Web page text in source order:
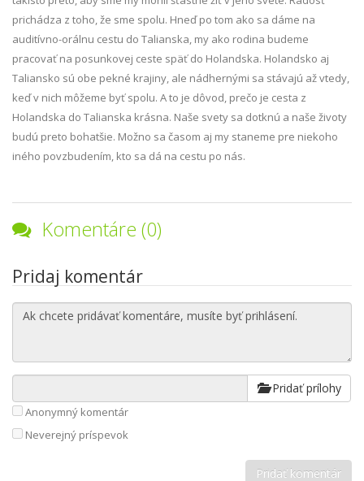
prichádza z toho, že sme spolu. Hneď po tom ako sa dáme na
auditívno-orálnu cestu do Talianska, my ako rodina budeme
pracovať na posunkovej ceste späť do Holandska. Holandsko aj
Taliansko sú obe pekné krajiny, ale nádhernými sa stávajú až vtedy,
keď v nich môžeme byť spolu. A to je dôvod, prečo je cesta z
Holandska do Talianska krásna. Naše svety sa dotknú a naše životy
budú preto bohatšie. Možno sa časom aj my staneme pre niekoho
iného povzbudením, kto sa dá na cestu po nás.
Komentáre (0)
Pridaj komentár
Pridať prílohy
Anonymný komentár
Neverejný príspevok